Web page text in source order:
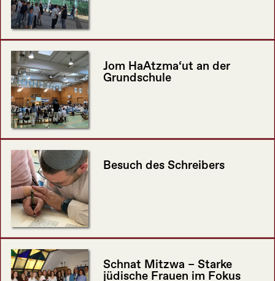
Jom HaAtzma‘ut an der
Grundschule
Besuch des Schreibers
Schnat Mitzwa – Starke
jüdische Frauen im Fokus